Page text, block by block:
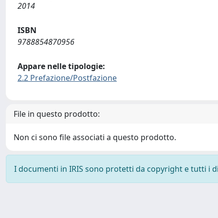
2014
ISBN
9788854870956
Appare nelle tipologie:
2.2 Prefazione/Postfazione
File in questo prodotto:
Non ci sono file associati a questo prodotto.
I documenti in IRIS sono protetti da copyright e tutti i